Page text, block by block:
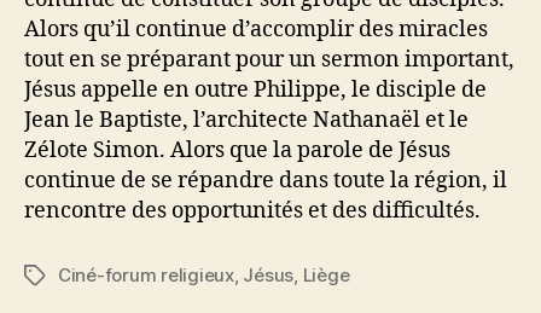
Alors qu’il continue d’accomplir des miracles
tout en se préparant pour un sermon important,
Jésus appelle en outre Philippe, le disciple de
Jean le Baptiste, l’architecte Nathanaël et le
Zélote Simon. Alors que la parole de Jésus
continue de se répandre dans toute la région, il
rencontre des opportunités et des difficultés.
Étiquettes
Ciné-forum religieux, Jésus Liège